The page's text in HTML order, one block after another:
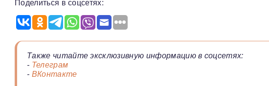
Поделиться в соцсетях:
Также читайте эксклюзивную информацию в соцсетях:
- Телеграм
- ВКонтакте